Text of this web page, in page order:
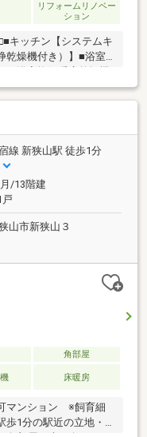
リフォームリノベー
ション
キッチン【システムキ
乾燥機付き）】■浴室
洗濯用水栓・洗濯用
（温水洗浄便座一体
建具交換■スイッチコ
盤交換■フローリング
ロアタイル貼（玄関・
ウスクリーニング
武開発・狭山店
問い合わせ下さいま
線 新狭山駅 徒歩1分
/13階建
山市新狭山３
角部屋
床暖房
マンション ※飼育細
歩1分の駅近の立地・